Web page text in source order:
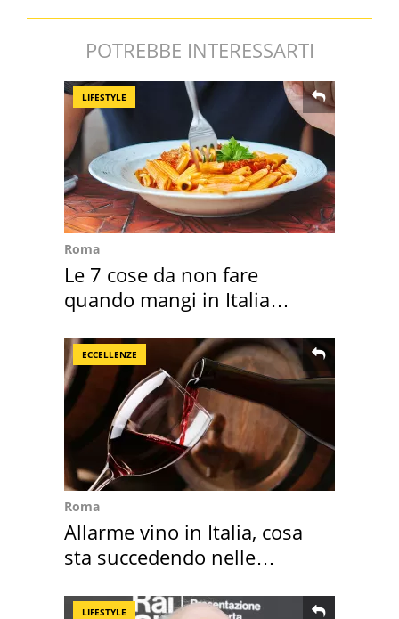
POTREBBE INTERESSARTI
LIFESTYLE
Roma
Le 7 cose da non fare
quando mangi in Italia
ECCELLENZE
Roma
Allarme vino in Italia, cosa
sta succedendo nelle
LIFESTYLE